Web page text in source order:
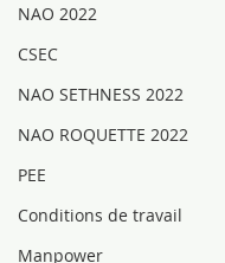
NAO 2022
CSEC
NAO SETHNESS 2022
NAO ROQUETTE 2022
PEE
Conditions de travail
Manpower